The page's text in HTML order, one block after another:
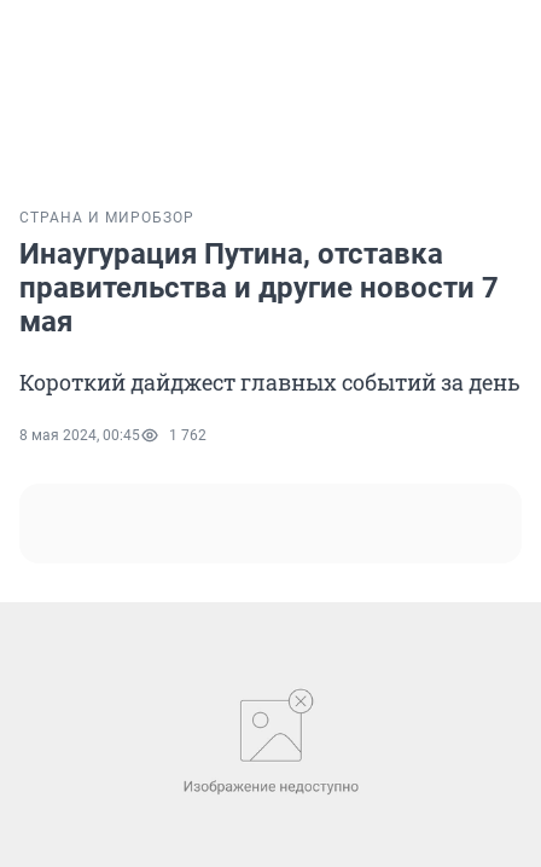
СТРАНА И МИРОБЗОР
Инаугурация Путина, отставка
правительства и другие новости 7
мая
Короткий дайджест главных событий за день
8 мая 2024, 00:45 1 762